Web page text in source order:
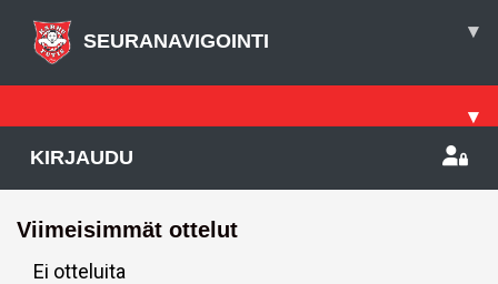
SEURANAVIGOINTI ▾
▾
KIRJAUDU
Viimeisimmät ottelut
Ei otteluita